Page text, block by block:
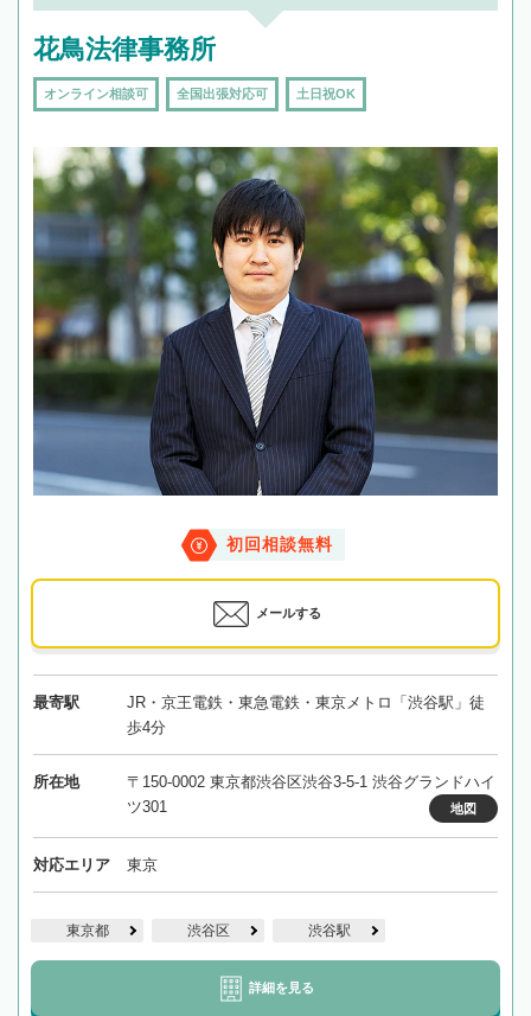
花鳥法律事務所
オンライン相談可 全国出張対応可 土日祝OK
初回相談無料
メールする
最寄駅
JR・京王電鉄・東急電鉄・東京メトロ「渋谷駅」徒
歩4分
所在地
〒150-0002 東京都渋谷区渋谷3-5-1 渋谷グランドハイ
ツ301
地図
対応エリア 東京
東京都 渋谷区 渋谷駅
詳細を見る